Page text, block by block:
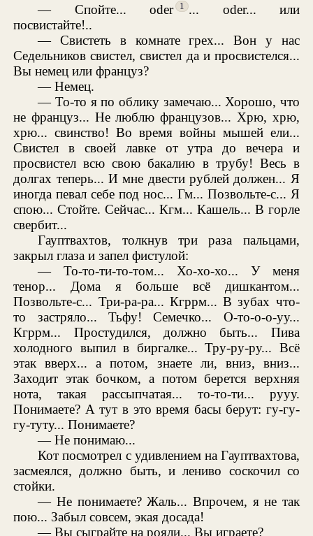
— Спойте... oder
1 ... oder... или
посвистайте!..
— Свистеть в комнате грех... Вон у нас
Седельников свистел, свистел да и просвистелся...
Вы немец или француз?
— Немец.
— То-то я по облику замечаю... Хорошо, что
не француз... Не люблю французов... Хрю, хрю,
хрю... свинство! Во время войны мышей ели...
Свистел в своей лавке от утра до вечера и
просвистел всю свою бакалию в трубу! Весь в
долгах теперь... И мне двести рублей должен... Я
иногда певал себе под нос... Гм... Позвольте-с... Я
спою... Стойте. Сейчас... Кгм... Кашель... В горле
свербит...
Гауптвахтов, толкнув три раза пальцами,
закрыл глаза и запел фистулой:
— То-то-ти-то-том... Хо-хо-хо... У меня
тенор... Дома я больше всё дишкантом...
Позвольте-с... Три-ра-ра... Кгррм... В зубах что-
то застряло... Тьфу! Семечко... О-то-о-о-уу...
Кгррм... Простудился, должно быть... Пива
холодного выпил в биргалке... Тру-ру-ру... Всё
этак вверх... а потом, знаете ли, вниз, вниз...
Заходит этак бочком, а потом берется верхняя
нота, такая рассыпчатая... то-то-ти... рууу.
Понимаете? А тут в это время басы берут: гу-гу-
гу-туту... Понимаете?
— Не понимаю...
Кот посмотрел с удивлением на Гауптвахтова,
засмеялся, должно быть, и лениво соскочил со
стойки.
— Не понимаете? Жаль... Впрочем, я не так
пою... Забыл совсем, экая досада!
— Вы сыграйте на рояли... Вы играете?